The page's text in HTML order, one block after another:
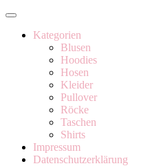
Kategorien
Blusen
Hoodies
Hosen
Kleider
Pullover
Röcke
Taschen
Shirts
Impressum
Datenschutzerklärung